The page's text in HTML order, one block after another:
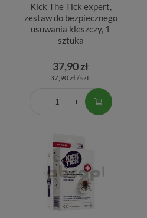
Kick The Tick expert,
zestaw do bezpiecznego
usuwania kleszczy, 1
sztuka
37,90 zł
37,90 zł / szt.